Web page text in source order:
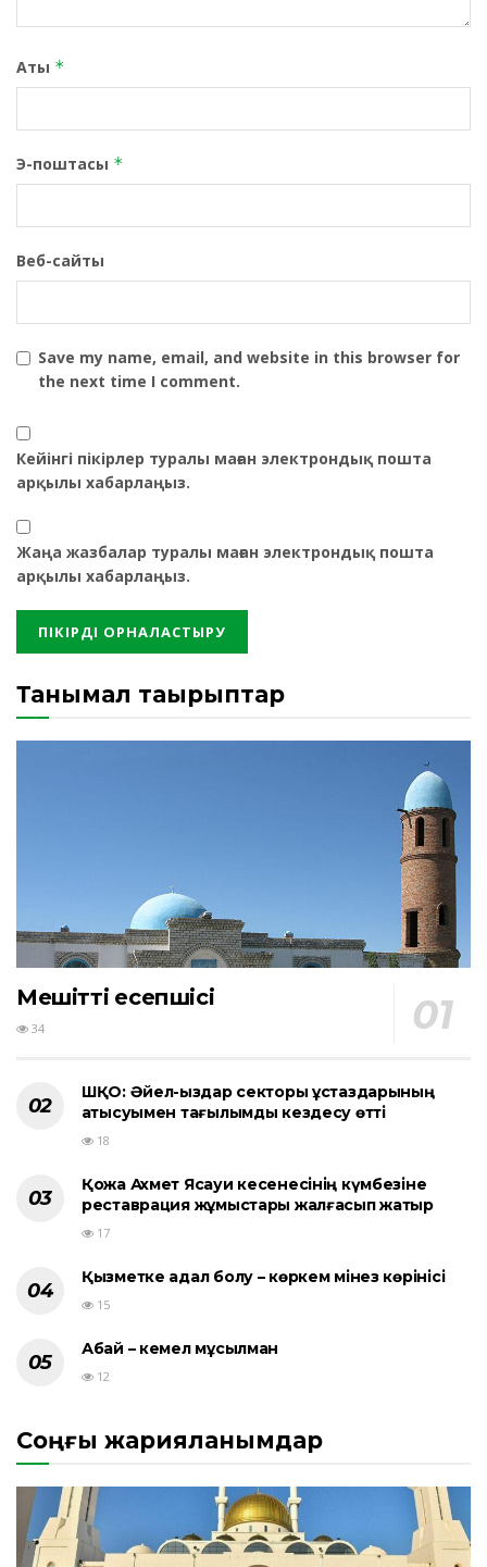
Аты *
Э-поштасы *
Веб-сайты
Save my name, email, and website in this browser for
the next time I comment.
Кейінгі пікірлер туралы маған электрондық пошта
арқылы хабарлаңыз.
Жаңа жазбалар туралы маған электрондық пошта
арқылы хабарлаңыз.
Танымал тақырыптар
Мешіттің есепшісі
34
ШҚО: Әйел-қыздар секторы ұстаздарының
қатысуымен тағылымды кездесу өтті
18
Қожа Ахмет Ясауи кесенесінің күмбезіне
реставрация жұмыстары жалғасып жатыр
17
Қызметке адал болу – көркем мінез көрінісі
15
Абай – кемел мұсылман
12
Соңғы жарияланымдар